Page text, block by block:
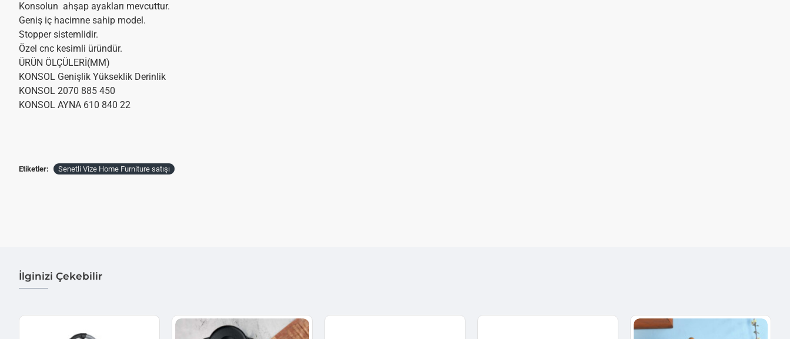
Konsolun ahşap ayakları mevcuttur.
Geniş iç hacimne sahip model.
Stopper sistemlidir.
Özel cnc kesimli üründür.
ÜRÜN ÖLÇÜLERİ(MM)
KONSOL Genişlik Yükseklik Derinlik
KONSOL 2070 885 450
KONSOL AYNA 610 840 22
Etiketler: Senetli Vize Home Furniture satışı
İlginizi Çekebilir